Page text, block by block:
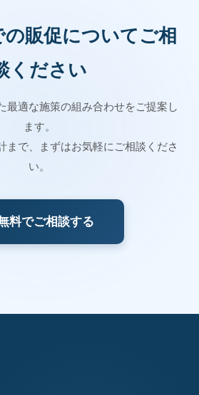
販促についてご相
ください
最適な施策の組み合わせをご提案し
ます。
まで、まずはお気軽にご相談くださ
い。
料でご相談する